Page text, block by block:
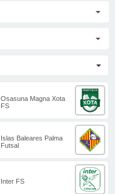
Osasuna Magna Xota
FS
Islas Baleares Palma
Futsal
Inter FS